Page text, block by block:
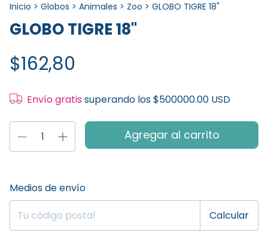
Inicio > Globos > Animales > Zoo > GLOBO TIGRE 18"
GLOBO TIGRE 18"
$162,80
Envío gratis superando los$500000.00 USD
Entregas para el CP:
Medios de envío
Calcular